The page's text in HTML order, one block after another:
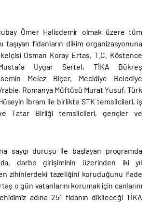
Ömer Halisdemir olmak üzere tüm
taşıyan fidanların dikim organizasyonuna
Osman Koray Ertaş, T.C. Köstence
Uygar Sertel, TİKA Bükreş
Melez Biçer, Mecidiye Belediye
Romanya Müftüsü Murat Yusuf, Türk
İbram ile birlikte STK temsilcileri, iş
Tatar Birliği temsilcileri, gençler ve
saygı duruşu ile başlayan programda
darbe girişiminin üzerinden iki yıl
zihinlerdeki tazeliğini koruduğunu ifade
o gün vatanlarını korumak için canlarını
adına 251 fidanın dikileceği TİKA